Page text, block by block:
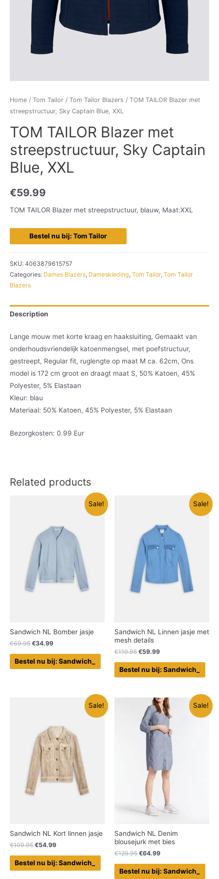
Home / Tom Tailor / Tom Tailor Blazers / TOM TAILOR Blazer met
streepstructuur, Sky Captain Blue, XXL
TOM TAILOR Blazer met
streepstructuur, Sky Captain
Blue, XXL
€59.99
TOM TAILOR Blazer met streepstructuur, blauw, Maat:XXL
Bestel nu bij: Tom Tailor
SKU: 4063879615757
Categories: Dames Blazers, Dameskleding, Tom Tailor, Tom Tailor
Blazers
Description
Lange mouw met korte kraag en haaksluiting, Gemaakt van
onderhoudsvriendelijk katoenmengsel, met poefstructuur,
gestreept, Regular fit, ruglengte op maat M ca. 62cm, Ons
model is 172 cm groot en draagt maat S, 50% Katoen, 45%
Polyester, 5% Elastaan
Kleur: blau
Materiaal: 50% Katoen, 45% Polyester, 5% Elastaan
Bezorgkosten: 0.99 Eur
Related products
Sale!
Sandwich NL Bomber jasje
€69.95 €34.99
Bestel nu bij: Sandwich_
Sale!
Sandwich NL Linnen jasje met
mesh details
€119.95 €59.99
Bestel nu bij: Sandwich_
Sale!
Sandwich NL Kort linnen jasje
€109.95 €54.99
Bestel nu bij: Sandwich_
Sale!
Sandwich NL Denim
blousejurk met bies
€129.95 €64.99
Bestel nu bij: Sandwich_